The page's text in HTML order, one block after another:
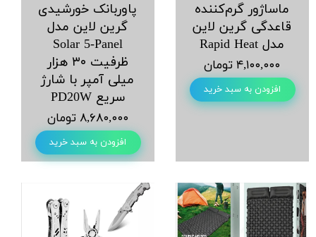
ماساژور گرم‌کننده
قاعدگی گرین لاین
مدل Rapid Heat
۴,۱۰۰,۰۰۰ تومان
افزودن به سبد خرید
پاوربانک خورشیدی
گرین لاین مدل
Solar 5-Panel
ظرفیت ۳۰ هزار
میلی آمپر با شارژ
سریع PD20W
۸,۶۸۰,۰۰۰ تومان
افزودن به سبد خرید